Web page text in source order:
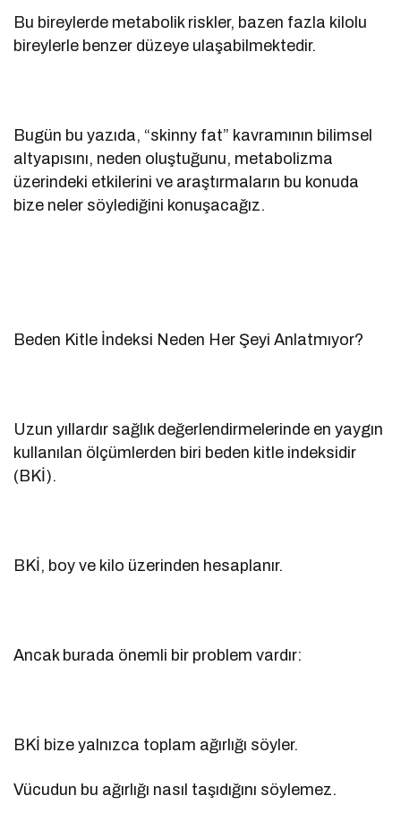
Bu bireylerde metabolik riskler, bazen fazla kilolu
bireylerle benzer düzeye ulaşabilmektedir.
Bugün bu yazıda, “skinny fat” kavramının bilimsel
altyapısını, neden oluştuğunu, metabolizma
üzerindeki etkilerini ve araştırmaların bu konuda
bize neler söylediğini konuşacağız.
Beden Kitle İndeksi Neden Her Şeyi Anlatmıyor?
Uzun yıllardır sağlık değerlendirmelerinde en yaygın
kullanılan ölçümlerden biri beden kitle indeksidir
(BKİ).
BKİ, boy ve kilo üzerinden hesaplanır.
Ancak burada önemli bir problem vardır:
BKİ bize yalnızca toplam ağırlığı söyler.
Vücudun bu ağırlığı nasıl taşıdığını söylemez.